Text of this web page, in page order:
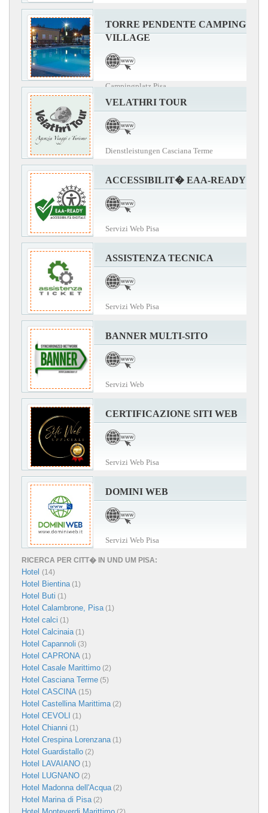
TORRE PENDENTE CAMPING
VILLAGE
Campingplatz Pisa
VELATHRI TOUR
Dienstleistungen Casciana Terme
ACCESSIBILIT� EAA-READY
Servizi Web Pisa
ASSISTENZA TECNICA
Servizi Web Pisa
BANNER MULTI-SITO
Servizi Web
CERTIFICAZIONE SITI WEB
Servizi Web Pisa
DOMINI WEB
Servizi Web Pisa
RICERCA PER CITT� IN UND UM PISA:
Hotel (14)
Hotel Bientina (1)
Hotel Buti (1)
Hotel Calambrone, Pisa (1)
Hotel calci (1)
Hotel Calcinaia (1)
Hotel Capannoli (3)
Hotel CAPRONA (1)
Hotel Casale Marittimo (2)
Hotel Casciana Terme (5)
Hotel CASCINA (15)
Hotel Castellina Marittima (2)
Hotel CEVOLI (1)
Hotel Chianni (1)
Hotel Crespina Lorenzana (1)
Hotel Guardistallo (2)
Hotel LAVAIANO (1)
Hotel LUGNANO (2)
Hotel Madonna dell'Acqua (2)
Hotel Marina di Pisa (2)